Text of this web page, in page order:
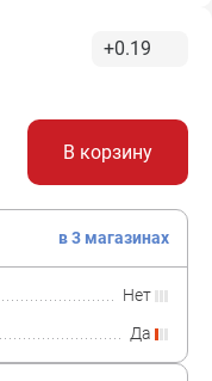
+0.19
В корзину
в 3 магазинах
Нет
Да